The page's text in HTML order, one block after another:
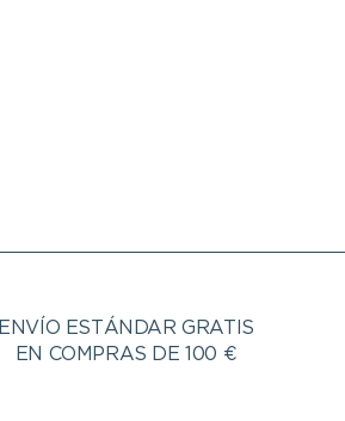
ENVÍO ESTÁNDAR GRATIS
EN COMPRAS DE 100 €